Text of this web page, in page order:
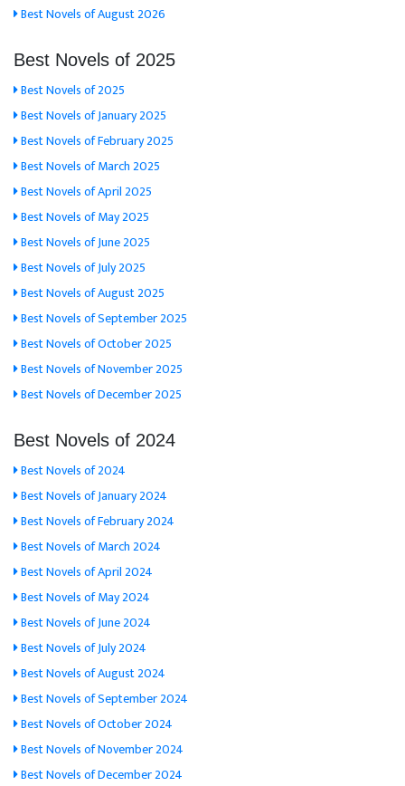
Best Novels of August 2026
Best Novels of 2025
Best Novels of 2025
Best Novels of January 2025
Best Novels of February 2025
Best Novels of March 2025
Best Novels of April 2025
Best Novels of May 2025
Best Novels of June 2025
Best Novels of July 2025
Best Novels of August 2025
Best Novels of September 2025
Best Novels of October 2025
Best Novels of November 2025
Best Novels of December 2025
Best Novels of 2024
Best Novels of 2024
Best Novels of January 2024
Best Novels of February 2024
Best Novels of March 2024
Best Novels of April 2024
Best Novels of May 2024
Best Novels of June 2024
Best Novels of July 2024
Best Novels of August 2024
Best Novels of September 2024
Best Novels of October 2024
Best Novels of November 2024
Best Novels of December 2024